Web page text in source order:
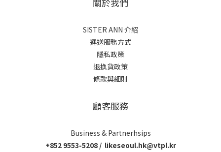
關於我們
SISTER ANN 介紹
運送服務方式
隱私政策
退換貨政策
條款與細則
顧客服務
Business & Partnerhsips
+852 9553-5208 / likeseoul.hk@vtpl.kr